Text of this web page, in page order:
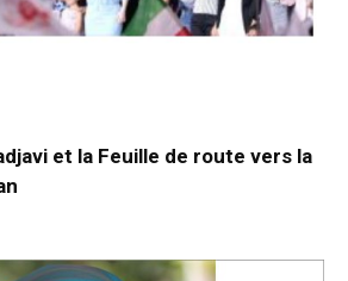
et la Feuille de route vers la